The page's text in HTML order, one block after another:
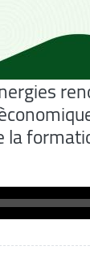
la